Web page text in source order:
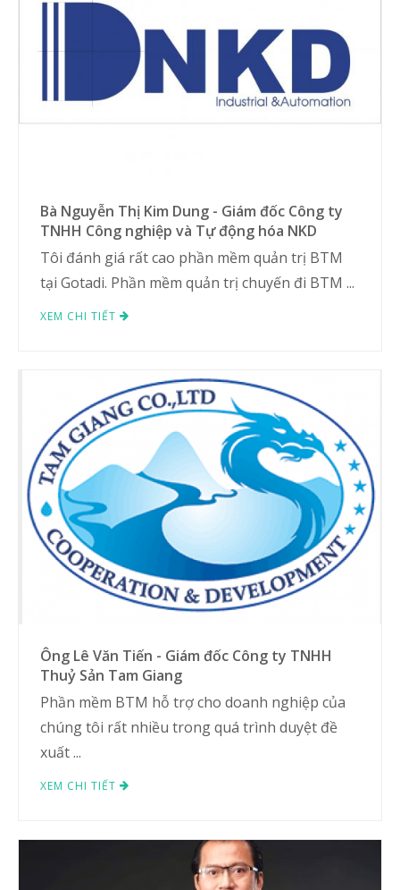
Bà Nguyễn Thị Kim Dung - Giám đốc Công ty
TNHH Công nghiệp và Tự động hóa NKD
Tôi đánh giá rất cao phần mềm quản trị BTM
tại Gotadi. Phần mềm quản trị chuyến đi BTM ...
XEM CHI TIẾT
Ông Lê Văn Tiến - Giám đốc Công ty TNHH
Thuỷ Sản Tam Giang
Phần mềm BTM hỗ trợ cho doanh nghiệp của
chúng tôi rất nhiều trong quá trình duyệt đề
xuất ...
XEM CHI TIẾT